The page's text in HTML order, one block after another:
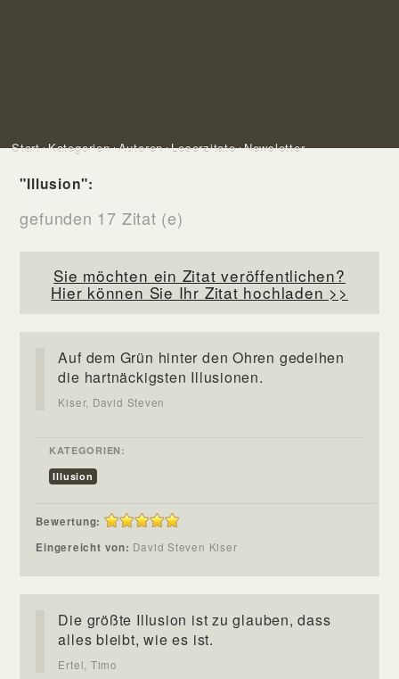
Start Kategorien Autoren Leserzitate Newsletter
"Illusion":
gefunden 17 Zitat (e)
Sie möchten ein Zitat veröffentlichen?
Hier können Sie Ihr Zitat hochladen >>
Auf dem Grün hinter den Ohren gedeihen
die hartnäckigsten Illusionen.
Kiser, David Steven
KATEGORIEN:
Illusion
Bewertung:
Eingereicht von: David Steven Kiser
Die größte Illusion ist zu glauben, dass
alles bleibt, wie es ist.
Ertel, Timo